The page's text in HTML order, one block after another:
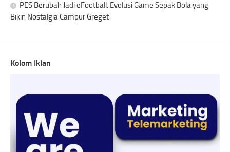
PES Berubah Jadi eFootball: Evolusi Game Sepak Bola yang
Bikin Nostalgia Campur Greget
Kolom Iklan